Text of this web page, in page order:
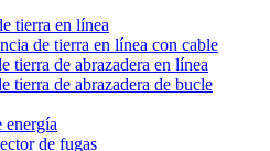
tierra en línea
de tierra en línea con cable
tierra de abrazadera en línea
tierra de abrazadera de bucle
energía
de fugas